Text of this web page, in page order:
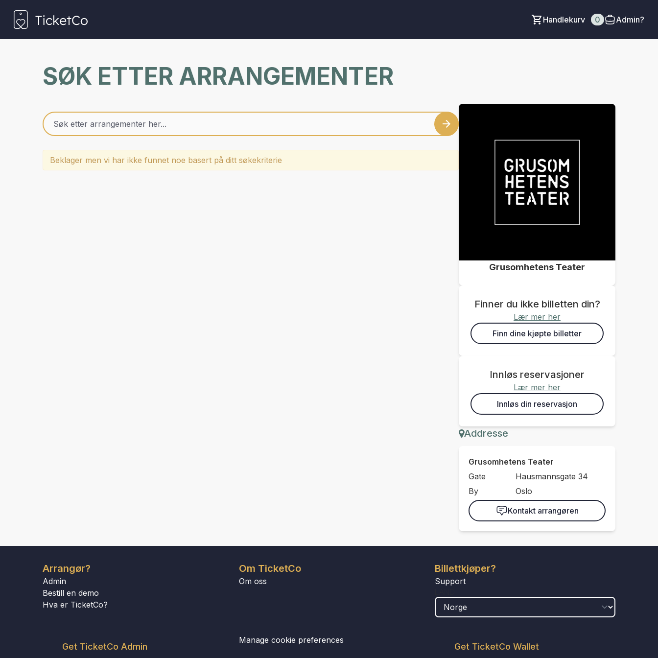
Handlekurv 0 Admin?
SØK ETTER ARRANGEMENTER
Beklager men vi har ikke funnet noe basert på ditt søkekriterie
Grusomhetens Teater
Finner du ikke billetten din?
Lær mer her
Finn dine kjøpte billetter
Innløs reservasjoner
Lær mer her
Innløs din reservasjon
Addresse
Grusomhetens Teater
Gate
Hausmannsgate 34
By
Oslo
Kontakt arrangøren
Arrangør?
Admin
Bestill en demo
Hva er TicketCo?
Get TicketCo Admin
Om TicketCo
Om oss
Manage cookie preferences
Billettkjøper?
Support
Get TicketCo Wallet